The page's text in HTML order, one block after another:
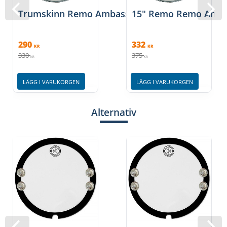
Trumskinn Remo Ambassador Coated 13"
290 KR
330 KR
LÄGG I VARUKORGEN
15" Remo Remo
332 KR
375 KR
LÄGG I VARUKORGEN
Alternativ